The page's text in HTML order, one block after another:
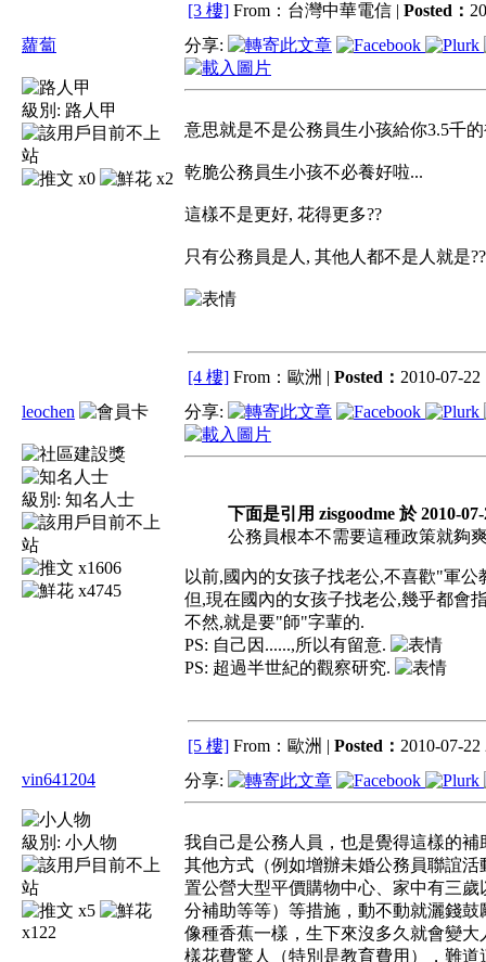
[3 樓] From：台灣中華電信 | Posted：
蘿蔔
級別: 路人甲
x0 x2
分享:
意思就是不是公務員生小孩給你3.5千
乾脆公務員生小孩不必養好啦...
這樣不是更好, 花得更多??
只有公務員是人, 其他人都不是人就是??
[4 樓] From：歐洲 | Posted： 2010-07-22
leochen
級別: 知名人士
x1606
x4745
分享:
下面是引用 zisgoodme 於 2010-
公務員根本不需要這種政策就夠
以前,國內的女孩子找老公,不喜歡"軍公
但,現在國內的女孩子找老公,幾乎都會
不然,就是要"師"字輩的.
PS: 自己因......,所以有留意.
PS: 超過半世紀的觀察研究.
[5 樓] From：歐洲 | Posted： 2010-07-22
vin641204
級別: 小人物
x5
x122
分享:
我自己是公務人員，也是覺得這樣的
其他方式（例如增辦未婚公務員聯誼
置公營大型平價購物中心、家中有三
分補助等等）等措施，動不動就灑錢
像種香蕉一樣，生下來沒多久就會變
樣花費驚人（特別是教育費用），難